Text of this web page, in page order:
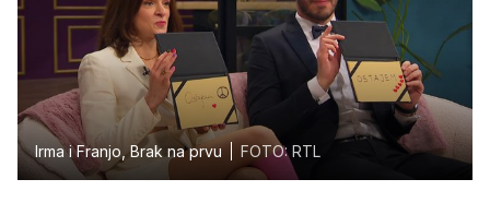
Irma i Franjo, Brak na prvu FOTO: RTL